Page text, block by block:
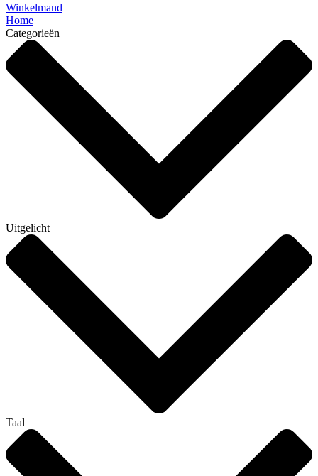
Winkelmand
Home
Categorieën
Uitgelicht
Taal